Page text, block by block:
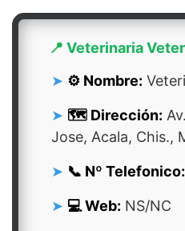
📍 Veterinaria
⚙️ Nombre:
🗺️ Dirección:
Jose, Acala, Chis.,
📞 Nº Telefonico:
💻 Web: NS/NC